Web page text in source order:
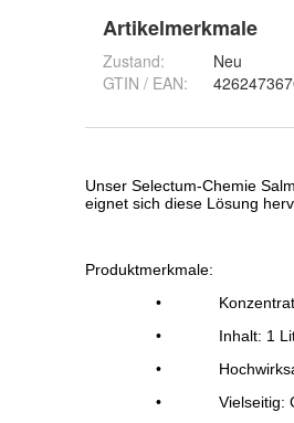
Artikelmerkmale
Zustand:
Neu
GTIN / EAN: